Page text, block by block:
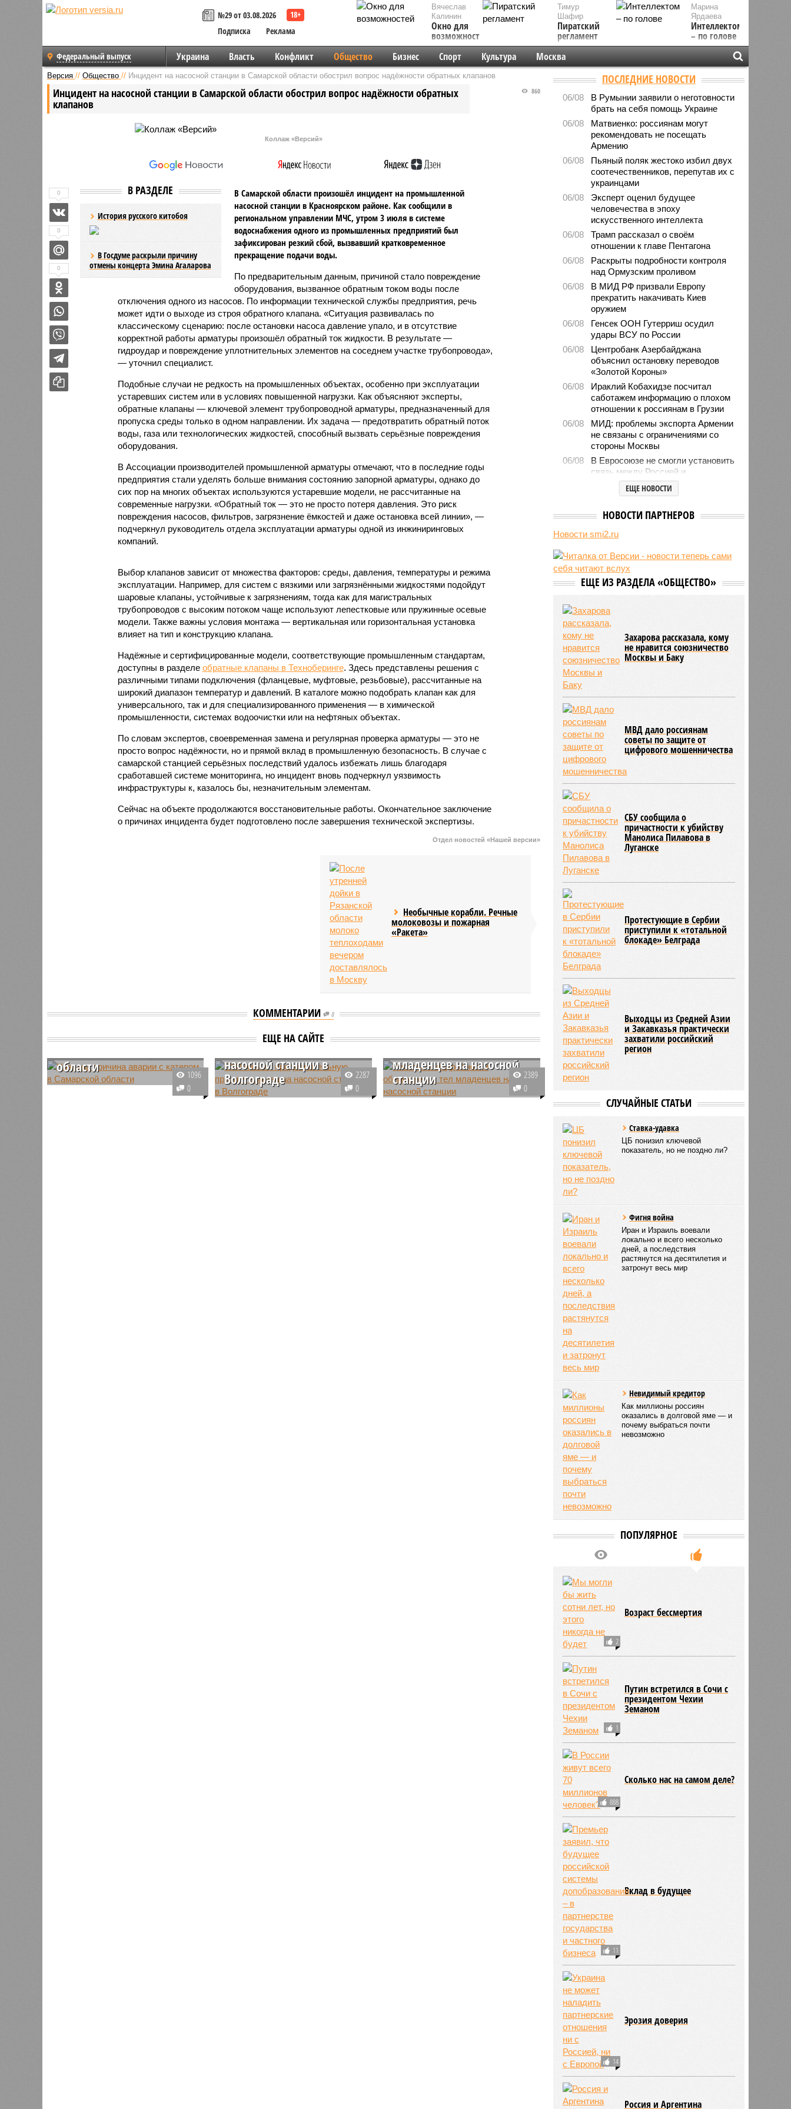
№29 от 03.08.2026
Подписка
Реклама
Вячеслав
Калинин
Окно для
возможностей
Марина
Ярдаева
Интеллектом
– по голове
Тимур
Шафир
Пиратский
регламент
Федеральный выпуск Украина Власть Конфликт Общество Бизнес Спорт Культура Москва
Версия // Общество // Инцидент на насосной станции в Самарской области обострил вопрос надёжности обратных клапанов
Инцидент на насосной станции в Самарской области обострил вопрос надёжности обратных
клапанов
860
Коллаж «Версий»
В РАЗДЕЛЕ
История русского китобоя
В Госдуме раскрыли причину
отмены концерта Эмина Агаларова
В Самарской области произошёл инцидент на промышленной
насосной станции в Красноярском районе. Как сообщили в
региональном управлении МЧС, утром 3 июля в системе
водоснабжения одного из промышленных предприятий был
зафиксирован резкий сбой, вызвавший кратковременное
прекращение подачи воды.
По предварительным данным, причиной стало повреждение
оборудования, вызванное обратным током воды после
отключения одного из насосов. По информации технической службы предприятия, речь
может идти о выходе из строя обратного клапана. «Ситуация развивалась по
классическому сценарию: после остановки насоса давление упало, и в отсутствие
корректной работы арматуры произошёл обратный ток жидкости. В результате —
гидроудар и повреждение уплотнительных элементов на соседнем участке трубопровода»,
— уточнил специалист.
Подобные случаи не редкость на промышленных объектах, особенно при эксплуатации
устаревших систем или в условиях повышенной нагрузки. Как объясняют эксперты,
обратные клапаны — ключевой элемент трубопроводной арматуры, предназначенный для
пропуска среды только в одном направлении. Их задача — предотвратить обратный поток
воды, газа или технологических жидкостей, способный вызвать серьёзные повреждения
оборудования.
В Ассоциации производителей промышленной арматуры отмечают, что в последние годы
предприятия стали уделять больше внимания состоянию запорной арматуры, однако до
сих пор на многих объектах используются устаревшие модели, не рассчитанные на
современные нагрузки. «Обратный ток — это не просто потеря давления. Это риск
повреждения насосов, фильтров, загрязнение ёмкостей и даже остановка всей линии», —
подчеркнул руководитель отдела эксплуатации арматуры одной из инжиниринговых
компаний.
Выбор клапанов зависит от множества факторов: среды, давления, температуры и режима
эксплуатации. Например, для систем с вязкими или загрязнёнными жидкостями подойдут
шаровые клапаны, устойчивые к загрязнениям, тогда как для магистральных
трубопроводов с высоким потоком чаще используют лепестковые или пружинные осевые
модели. Также важны условия монтажа — вертикальная или горизонтальная установка
влияет на тип и конструкцию клапана.
Надёжные и сертифицированные модели, соответствующие промышленным стандартам,
доступны в разделе обратные клапаны в Техноберинге. Здесь представлены решения с
различными типами подключения (фланцевые, муфтовые, резьбовые), рассчитанные на
широкий диапазон температур и давлений. В каталоге можно подобрать клапан как для
универсального, так и для специализированного применения — в химической
промышленности, системах водоочистки или на нефтяных объектах.
По словам экспертов, своевременная замена и регулярная проверка арматуры — это не
просто вопрос надёжности, но и прямой вклад в промышленную безопасность. В случае с
самарской станцией серьёзных последствий удалось избежать лишь благодаря
сработавшей системе мониторинга, но инцидент вновь подчеркнул уязвимость
инфраструктуры к, казалось бы, незначительным элементам.
Сейчас на объекте продолжаются восстановительные работы. Окончательное заключение
о причинах инцидента будет подготовлено после завершения технической экспертизы.
0
0
0
Отдел новостей «Нашей версии»
Необычные корабли. Речные
молоковозы и пожарная
«Ракета»
КОММЕНТАРИИ 0
ЕЩЕ НА САЙТЕ
Названа причина аварии
области
В Самарской области из-за
1096
0
СКР назвал
предварительную
причину взрыва на
насосной станции в
Волгограде
По данным СКР, причиной взрыва
2287
0
Раскрыты подробности
младенцев на насосной
станции
В Новой Москве на насосную
2389
0
ПОСЛЕДНИЕ НОВОСТИ
06/08
В Румынии заявили о неготовности
брать на себя помощь Украине
06/08
Матвиенко: россиянам могут
рекомендовать не посещать
Армению
06/08
Пьяный поляк жестоко избил двух
соотечественников, перепутав их с
украинцами
06/08
Эксперт оценил будущее
человечества в эпоху
искусственного интеллекта
06/08
Трамп рассказал о своём
отношении к главе Пентагона
06/08
Раскрыты подробности контроля
над Ормузским проливом
06/08
В МИД РФ призвали Европу
прекратить накачивать Киев
оружием
06/08
Генсек ООН Гутерриш осудил
удары ВСУ по России
06/08
Центробанк Азербайджана
объяснил остановку переводов
«Золотой Короны»
06/08
Ираклий Кобахидзе посчитал
саботажем информацию о плохом
отношении к россиянам в Грузии
06/08
МИД: проблемы экспорта Армении
не связаны с ограничениями со
стороны Москвы
06/08
В Евросоюзе не смогли установить
связь между Россией и
миграционным кризисом в Сеуте
Ямпольская объяснила причины
ведущие вузы страны
06/08
Euractiv: закрытие границы с
экономики Финляндии
06/08
Минобрнауки осенью примет
решение о правилах приёма на
ЕЩЕ НОВОСТИ
НОВОСТИ ПАРТНЕРОВ
Новости smi2.ru
ЕЩЕ ИЗ РАЗДЕЛА «ОБЩЕСТВО»
Захарова рассказала, кому
не нравится союзничество
Москвы и Баку
МВД дало россиянам
советы по защите от
цифрового мошенничества
СБУ сообщила о
причастности к убийству
Манолиса Пилавова в
Луганске
Протестующие в Сербии
приступили к «тотальной
блокаде» Белграда
Выходцы из Средней Азии
и Закавказья практически
захватили российский
регион
СЛУЧАЙНЫЕ СТАТЬИ
Ставка-удавка
ЦБ понизил ключевой
показатель, но не поздно ли?
Фигня война
Иран и Израиль воевали
локально и всего несколько
дней, а последствия
растянутся на десятилетия и
затронут весь мир
Невидимый кредитор
Как миллионы россиян
оказались в долговой яме — и
почему выбраться почти
невозможно
ПОПУЛЯРНОЕ
2
Возраст бессмертия
1
Путин встретился в Сочи с
президентом Чехии
Земаном
888
Сколько нас на самом деле?
11
Вклад в будущее
14
Эрозия доверия
Россия и Аргентина